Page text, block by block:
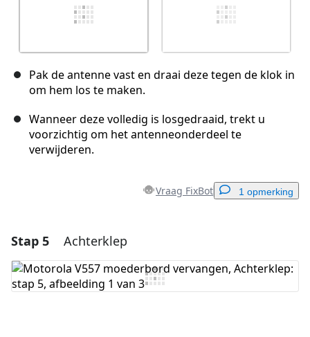
Pak de antenne vast en draai deze tegen de klok in
om hem los te maken.
Wanneer deze volledig is losgedraaid, trekt u
voorzichtig om het antenneonderdeel te
verwijderen.
Vraag FixBot 1 opmerking
Voeg een opmerking toe
Voeg opmerking toe
Stap 5 Achterklep